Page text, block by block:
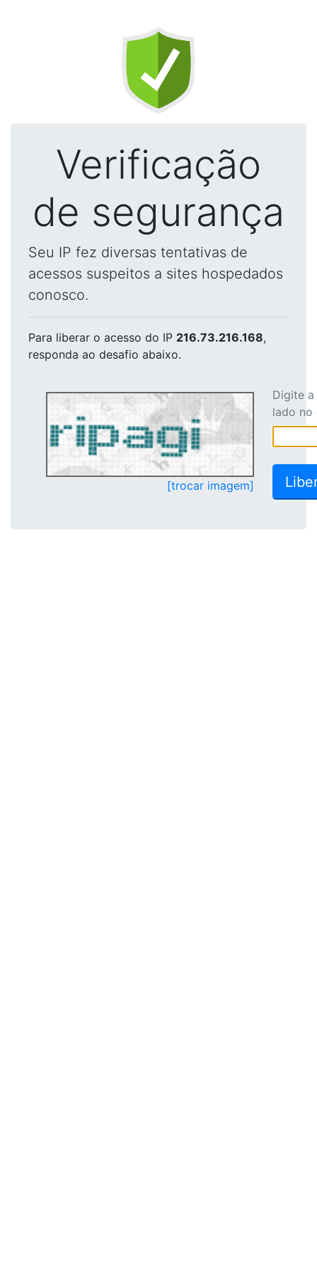
Verificação
de segurança
Seu IP fez diversas tentativas de
acessos suspeitos a sites hospedados
conosco.
Para liberar o acesso do IP 216.73.216.168,
responda ao desafio abaixo.
[trocar imagem]
Digite
lado no